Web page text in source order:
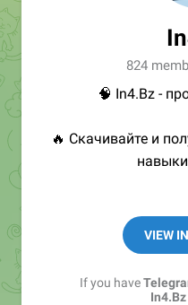
824
🧠 In4.Bz -
🔥 Скачивайте и
➖
➖
➖
➖
VIEW
If you have
In4.Bz